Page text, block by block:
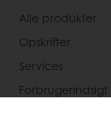
Alle produkter
Opskrifter
Services
Forbrugerindsigt